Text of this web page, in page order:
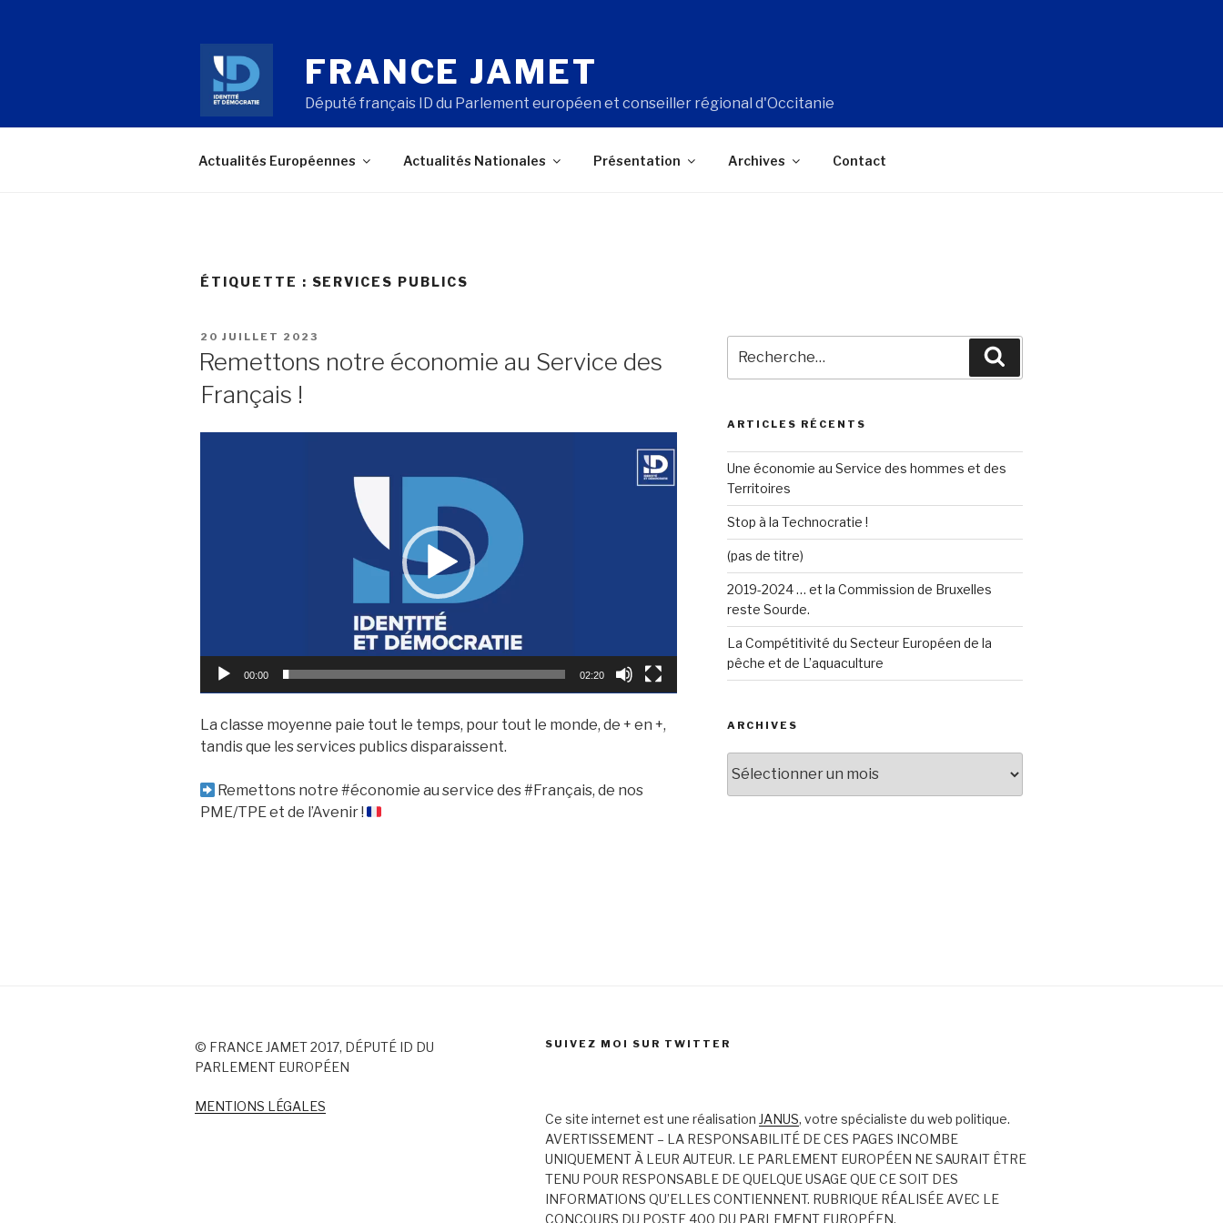
FRANCE JAMET
Député français ID du Parlement européen et conseiller régional d'Occitanie
Actualités Européennes Actualités Nationales Présentation Archives Contact
ÉTIQUETTE : SERVICES PUBLICS
PUBLIÉ
LE
20 JUILLET 2023
Remettons notre économie au Service des
Français !
00:00 02:20
La classe moyenne paie tout le temps, pour tout le monde, de + en +,
tandis que les services publics disparaissent.
Remettons notre #économie au service des #Français, de nos
PME/TPE et de l’Avenir !
pour
ARTICLES RÉCENTS
Une économie au Service des hommes et des
Territoires
Stop à la Technocratie !
(pas de titre)
2019-2024 … et la Commission de Bruxelles
reste Sourde.
La Compétitivité du Secteur Européen de la
pêche et de L’aquaculture
ARCHIVES
© FRANCE JAMET 2017, DÉPUTÉ ID DU
PARLEMENT EUROPÉEN
MENTIONS LÉGALES
SUIVEZ MOI SUR TWITTER
Ce site internet est une réalisation JANUS, votre spécialiste du web politique.
AVERTISSEMENT – LA RESPONSABILITÉ DE CES PAGES INCOMBE
UNIQUEMENT À LEUR AUTEUR. LE PARLEMENT EUROPÉEN NE SAURAIT ÊTRE
TENU POUR RESPONSABLE DE QUELQUE USAGE QUE CE SOIT DES
INFORMATIONS QU’ELLES CONTIENNENT. RUBRIQUE RÉALISÉE AVEC LE
CONCOURS DU POSTE 400 DU PARLEMENT EUROPÉEN.